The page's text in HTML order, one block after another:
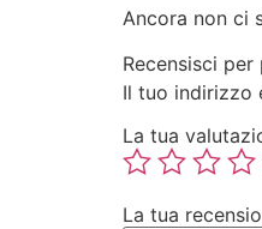
Ancora non ci
Recensisci per
Il tuo indirizzo
La tua
La tua